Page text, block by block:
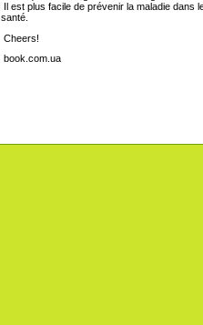
Il est plus facile de prévenir la maladie dans
santé.
Cheers!
book.com.ua